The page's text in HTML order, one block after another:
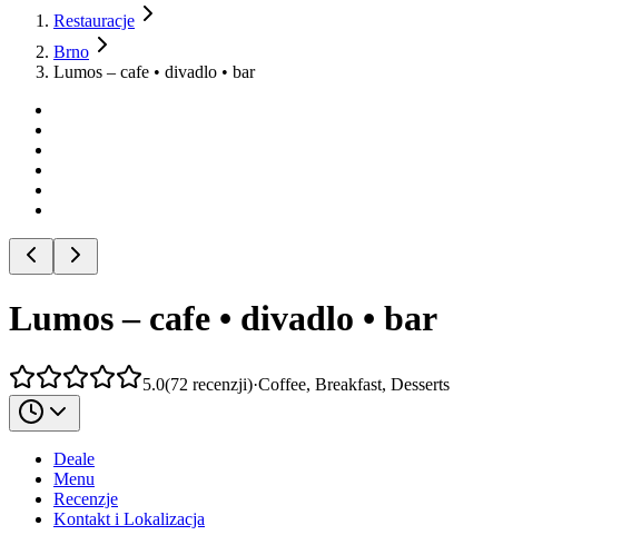
Restauracje
Brno
Lumos – cafe • divadlo • bar
Lumos – cafe • divadlo • bar
5.0(72 recenzji)·Coffee, Breakfast, Desserts
Deale
Menu
Recenzje
Kontakt i Lokalizacja